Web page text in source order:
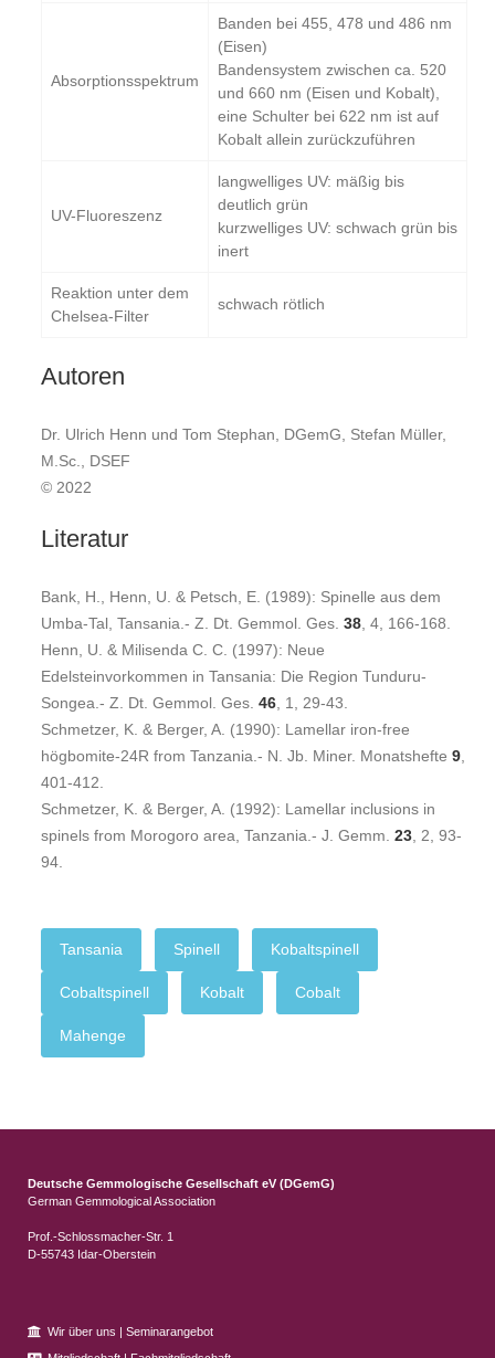
Absorptionsspektrum
Banden bei 455, 478 und 486 nm
(Eisen)
Bandensystem zwischen ca. 520
und 660 nm (Eisen und Kobalt),
eine Schulter bei 622 nm ist auf
Kobalt allein zurückzuführen
UV-Fluoreszenz
langwelliges UV: mäßig bis
deutlich grün
kurzwelliges UV: schwach grün bis
inert
Reaktion unter dem
Chelsea-Filter
schwach rötlich
Autoren
Dr. Ulrich Henn und Tom Stephan, DGemG, Stefan Müller,
M.Sc., DSEF
© 2022
Literatur
Bank, H., Henn, U. & Petsch, E. (1989): Spinelle aus dem
Umba-Tal, Tansania.- Z. Dt. Gemmol. Ges. 38 , 4, 166-168.
Henn, U. & Milisenda C. C. (1997): Neue
Edelsteinvorkommen in Tansania: Die Region Tunduru-
Songea.- Z. Dt. Gemmol. Ges. 46 , 1, 29-43.
Schmetzer, K. & Berger, A. (1990): Lamellar iron-free
högbomite-24R from Tanzania.- N. Jb. Miner. Monatshefte 9
401-412.
Schmetzer, K. & Berger, A. (1992): Lamellar inclusions in
spinels from Morogoro area, Tanzania.- J. Gemm. 23 , 2, 93-
94.
Tansania Spinell Kobaltspinell
Cobaltspinell Kobalt Cobalt
Mahenge
Deutsche Gemmologische Gesellschaft eV (DGemG)
German Gemmological Association
Prof.-Schlossmacher-Str. 1
D-55743 Idar-Oberstein
Wir über uns | Seminarangebot